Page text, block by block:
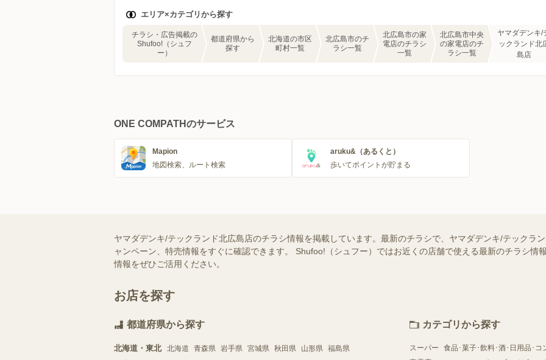
エリア×カテゴリから探す
チラシ・広告掲載の
Shufoo!（シュフ
ー）
都道府県から
探す
北海道の市区
町村一覧
北広島市のチ
ラシ一覧
北広島市の家
電店のチラシ
一覧
北広島市中央
の家電店のチ
ラシ一覧
ヤマダデンキ/
ックランド北
島店
ONE COMPATHのサービス
Mapion
地図検索、ルート検索
aruku&（あるくと）
歩いてポイントが貯まる
ヤマダデンキ/テックランド北広島店のチラシ情報を掲載しています。最新のチラシで、ヤマダデンキ/テックラ
ャンペーン、特売情報をすぐに確認できます。 Shufoo!（シュフー）ではお近くの店舗で使える最新のチラシ情
情報をぜひご活用ください。
お店を探す
都道府県から探す
北海道・東北 北海道 青森県 岩手県 宮城県 秋田県 山形県 福島県
カテゴリから探す
スーパー 食品･菓子･飲料･酒･日用品･コ